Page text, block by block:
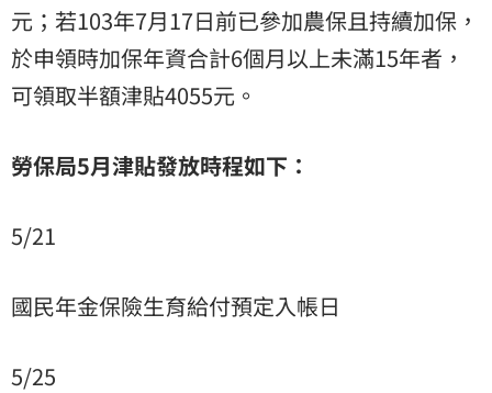
元；若103年7月17日前已參加農保且持續加保，
於申領時加保年資合計6個月以上未滿15年者，
可領取半額津貼4055元。
勞保局5月津貼發放時程如下：
5/21
國民年金保險生育給付預定入帳日
5/25